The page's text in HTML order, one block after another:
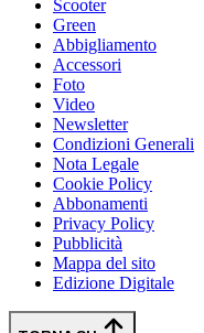
Scooter
Green
Abbigliamento
Accessori
Foto
Video
Newsletter
Condizioni Generali
Nota Legale
Cookie Policy
Abbonamenti
Privacy Policy
Pubblicità
Mappa del sito
Edizione Digitale